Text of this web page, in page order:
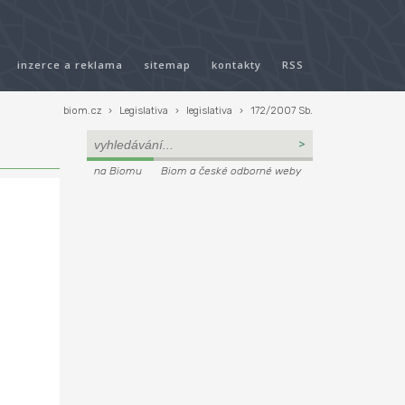
inzerce a reklama sitemap kontakty RSS
biom.cz › Legislativa › legislativa › 172/2007 Sb.
na Biomu Biom a české odborné weby